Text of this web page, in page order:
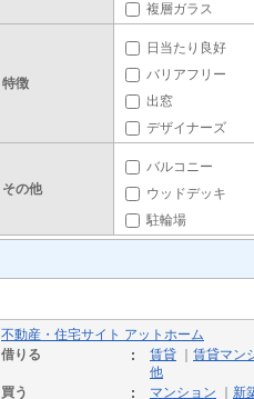
複層ガラス
特徴
日当たり良好
バリアフリー
出窓
デザイナーズ
その他
バルコニー
ウッドデッキ
駐輪場
不動産・住宅サイト アットホーム
借りる
賃貸 賃貸マン
他
買う
マンション 新